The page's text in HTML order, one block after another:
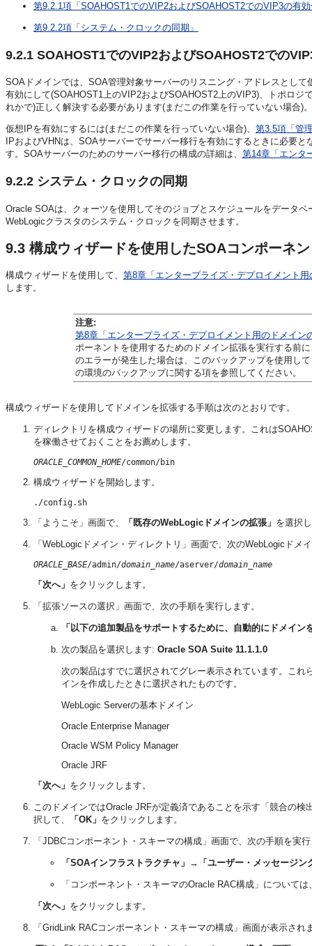
第9.2.1項「SOAHOST1でのVIP2およびSOAHOST2でのVIP3の有
第9.2.2項「システム・クロックの同期」
9.2.1 SOAHOST1でのVIP2およびSOAHOST2での
SOAドメインでは、SOA管理対象サーバーのリスニング・アドレスとし
有効にして(SOAHOST1上のVIP2およびSOAHOST2上のVIP3)、トポロ
れかで)正しく解決する必要があります(まだこの作業を行っていない場合)。
仮想IPを有効にするには(まだこの作業を行っていない場合)、 第3.5項「管
IPおよびVHNは、SOAサーバーでサーバー移行を有効にするときに必要
す。SOAサーバーのためのサーバー移行の構成の詳細は、 第14章「エンタ
9.2.2 システム・クロックの同期
Oracle SOAは、クォーツを使用してそのジョブとスケジュールをデータ
WebLogicクラスタのシステム・クロックを同期させます。
9.3 構成ウィザードを使用したSOAコンポーネ
構成ウィザードを使用して、 第8章「エンタープライズ・デプロイメント
します。
注意:
第8章「エンタープライズ・デプロイメント用のドメイン
ポーネントを使用するためのドメイン拡張を実行する前
のエラーが発生した場合は、このバックアップを使用し
の環境のバックアップに関する項を参照してください。
構成ウィザードを使用してドメインを拡張する手順は次のとおりです。
ディレクトリを構成ウィザードの場所に変更します。これは
を稼働させておくことをお薦めします。
ORACLE_COMMON_HOME
構成ウィザードを開始します。
「ようこそ」画面で、 「既存のWebLogicドメインの拡張」 を選択
「WebLogicドメイン・ディレクトリ」画面で、次のWebLogicドメ
ORACLE_BASE/admin/domain_name/aserver/domain_name
「次へ」 をクリックします。
「拡張ソースの選択」画面で、次の手順を実行します。
「以下の追加製品をサポートするために、自動的にドメイン
次の製品を選択します: Oracle SOA Suite 11.1.1.0
次の製品はすでに選択されてグレー表示されています。これ
インを作成したときに選択されたものです。
WebLogic Serverの基本ドメイン
Oracle Enterprise Manager
Oracle WSM Policy Manager
Oracle JRF
「次へ」 をクリックします。
このドメインではOracle JRFが定義済であることを示す「競合の検
択して、
「OK」 をクリックします。
「JDBCコンポーネント・スキーマの構成」画面で、次の手順を実
「SOAインフラストラクチャ」 → 「ユーザー・メッセージン
「コンポーネント・スキーマのOracle RAC構成」については
「次へ」 をクリックします。
「GridLink RACコンポーネント・スキーマの構成」画面が表示され